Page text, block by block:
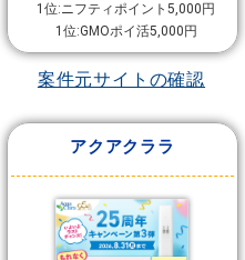
1位:ニフティポイント5,000円
1位:GMOポイ活5,000円
案件元サイトの確認
アクアクララ